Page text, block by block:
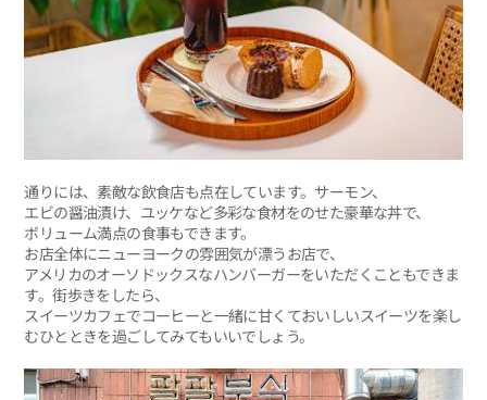
通りには、素敵な飲食店も点在しています。サーモン、
エビの醤油漬け、ユッケなど多彩な食材をのせた豪華な丼で、
ボリューム満点の食事もできます。
お店全体にニューヨークの雰囲気が漂うお店で、
アメリカのオーソドックスなハンバーガーをいただくこともできま
す。街歩きをしたら、
スイーツカフェでコーヒーと一緒に甘くておいしいスイーツを楽し
むひとときを過ごしてみてもいいでしょう。